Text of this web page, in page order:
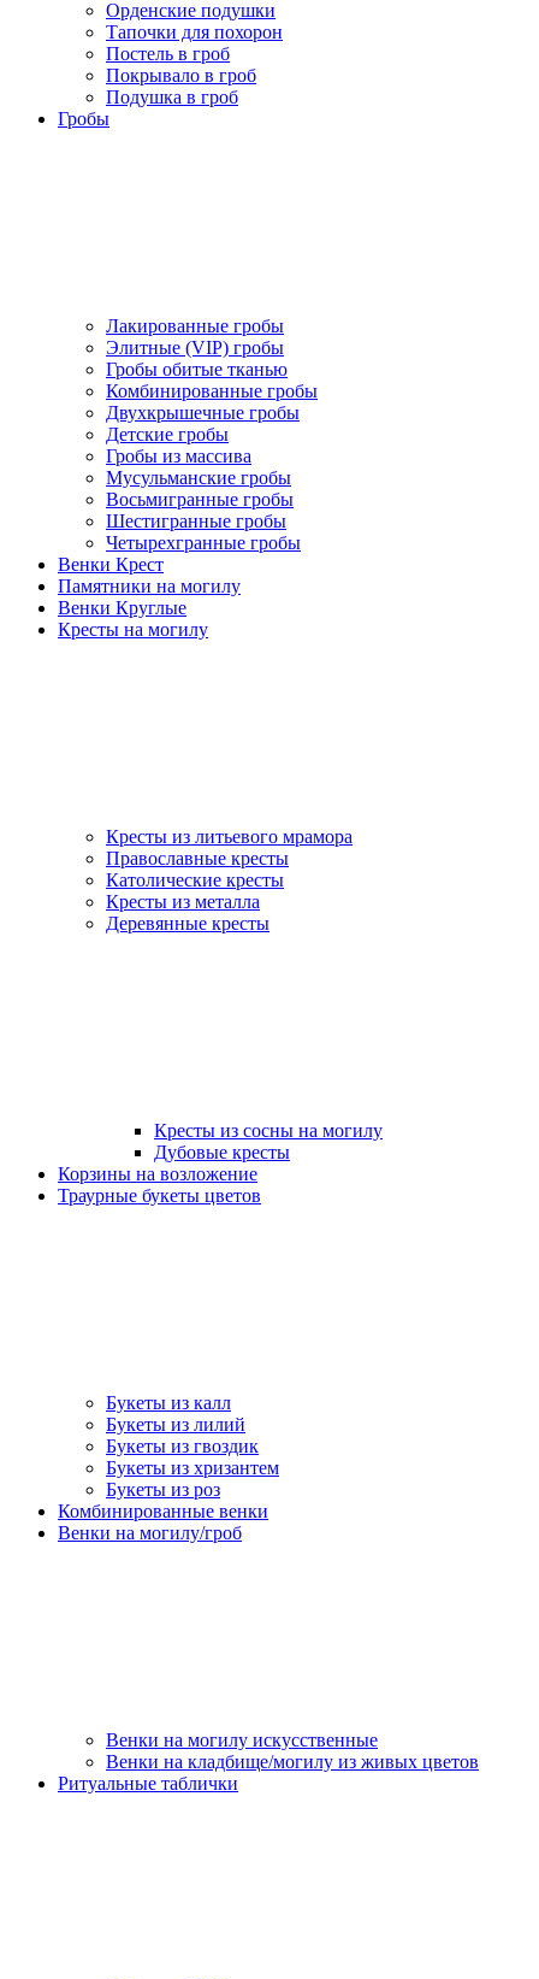
Орденские подушки
Тапочки для похорон
Постель в гроб
Покрывало в гроб
Подушка в гроб
Гробы
Лакированные гробы
Элитные (VIP) гробы
Гробы обитые тканью
Комбинированные гробы
Двухкрышечные гробы
Детские гробы
Гробы из массива
Мусульманские гробы
Восьмигранные гробы
Шестигранные гробы
Четырехгранные гробы
Венки Крест
Памятники на могилу
Венки Круглые
Кресты на могилу
Кресты из литьевого мрамора
Православные кресты
Католические кресты
Кресты из металла
Деревянные кресты
Кресты из сосны на могилу
Дубовые кресты
Корзины на возложение
Траурные букеты цветов
Букеты из калл
Букеты из лилий
Букеты из гвоздик
Букеты из хризантем
Букеты из роз
Комбинированные венки
Венки на могилу/гроб
Венки на могилу искусственные
Венки на кладбище/могилу из живых цветов
Ритуальные таблички